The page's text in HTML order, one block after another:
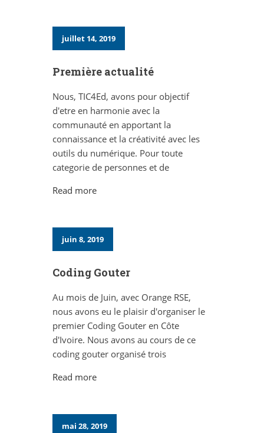
juillet 14, 2019
Première actualité
Nous, TIC4Ed, avons pour objectif
d'etre en harmonie avec la
communauté en apportant la
connaissance et la créativité avec les
outils du numérique. Pour toute
categorie de personnes et de
Read more
juin 8, 2019
Coding Gouter
Au mois de Juin, avec Orange RSE,
nous avons eu le plaisir d'organiser le
premier Coding Gouter en Côte
d'Ivoire. Nous avons au cours de ce
coding gouter organisé trois
Read more
mai 28, 2019